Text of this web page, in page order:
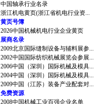
中国轴承行业名录
浙江机电黄页(浙江省机电行业资...
黄页号簿
2026中国机械机电行业企业黄页
展商名录
2009北京国际缝制设备与辅料展参...
2002中国国际纺织机械展览会参展...
2006中国（深圳）国际机械及模具...
2004中国（深圳）国际机械及模具...
2009中国（江苏）装备产业配套对...
免费资源
2008中国机械工业百强企业名单